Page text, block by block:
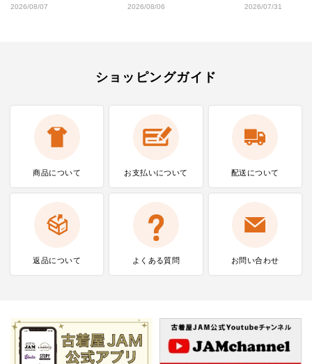
2026/08/07
2026/08/06
2026/07/31
ショッピングガイド
商品について お支払いについて 配送について
返品について よくある質問 お問い合わせ